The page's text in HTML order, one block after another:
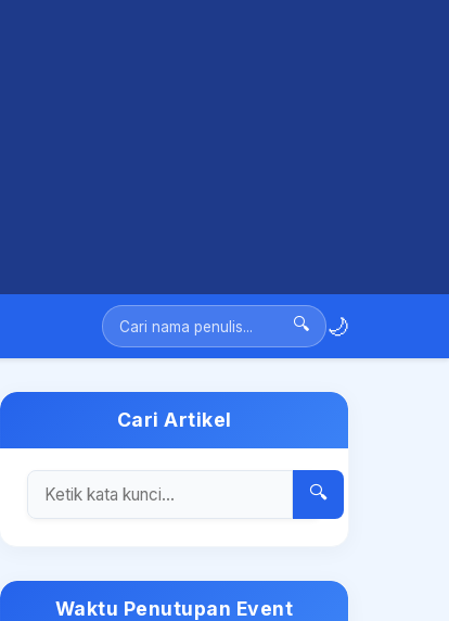
🔍 🌙
Cari Artikel
🔍
Waktu Penutupan Event